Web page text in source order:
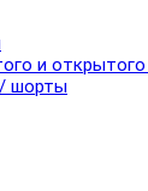
и
шорты